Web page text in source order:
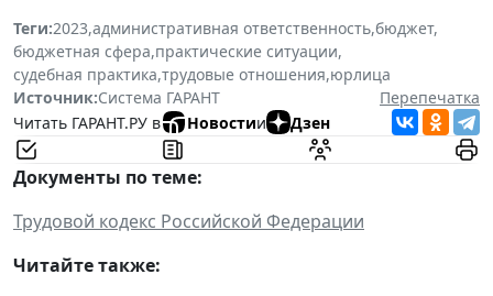
Теги:2023,административная ответственность,бюджет,
бюджетная сфера,практические ситуации,
судебная практика,трудовые отношения,юрлица
Источник:Система ГАРАНТ
Перепечатка
Читать ГАРАНТ.РУ в
Новостии Дзен
Документы по теме:
Трудовой кодекс Российской Федерации
Читайте также: